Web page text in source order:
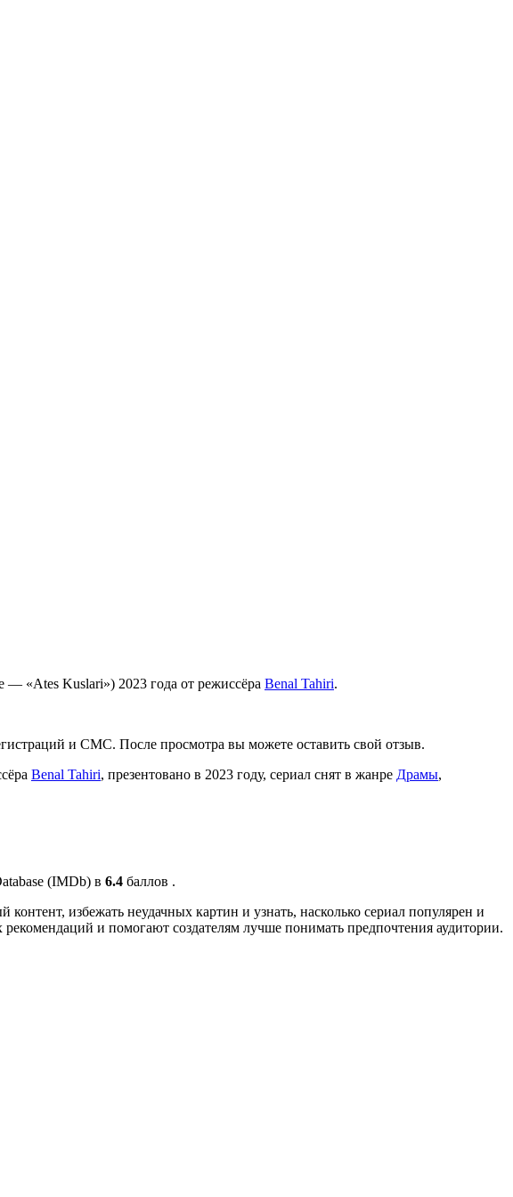
— «Ates Kuslari») 2023 года от режиссёра Benal Tahiri.
и СМС. После просмотра вы можете оставить свой отзыв.
Benal Tahiri, презентовано в 2023 году, сериал снят в жанре Драмы,
(IMDb) в 6.4 баллов .
избежать неудачных картин и узнать, насколько сериал популярен и
и помогают создателям лучше понимать предпочтения аудитории.